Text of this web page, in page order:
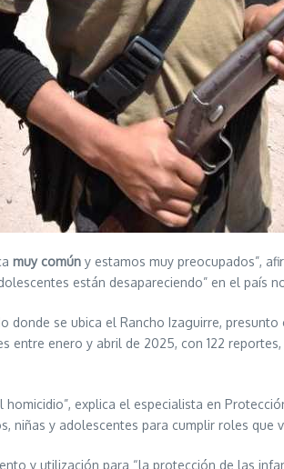
muy común y estamos muy preocupados”,
están desapareciendo” en el país
donde se ubica el Rancho Izaguirre,
entre enero y abril de 2025, con 122
homicidio”, explica el especialista en
niñas y adolescentes para cumplir roles que
y utilización para “la protección de las